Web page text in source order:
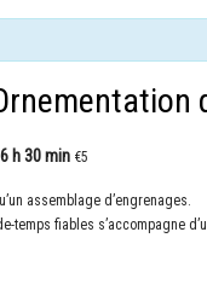
h 30 min €5
assemblage d’engrenages.
temps fiables s’accompagne